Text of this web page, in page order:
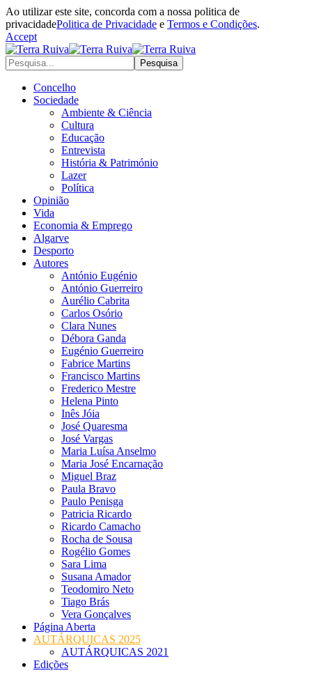
Ao utilizar este site, concorda com a nossa politica de
privacidadePolitica de Privacidade e Termos e Condições.
Accept
Concelho
Sociedade
Ambiente & Ciência
Cultura
Educação
Entrevista
História & Património
Lazer
Política
Opinião
Vida
Economia & Emprego
Algarve
Desporto
Autores
António Eugénio
António Guerreiro
Aurélio Cabrita
Carlos Osório
Clara Nunes
Débora Ganda
Eugénio Guerreiro
Fabrice Martins
Francisco Martins
Frederico Mestre
Helena Pinto
Inês Jóia
José Quaresma
José Vargas
Maria Luísa Anselmo
Maria José Encarnação
Miguel Braz
Paula Bravo
Paulo Penisga
Patricia Ricardo
Ricardo Camacho
Rocha de Sousa
Rogélio Gomes
Sara Lima
Susana Amador
Teodomiro Neto
Tiago Brás
Vera Gonçalves
Página Aberta
AUTÁRQUICAS 2025
AUTÁRQUICAS 2021
Edições